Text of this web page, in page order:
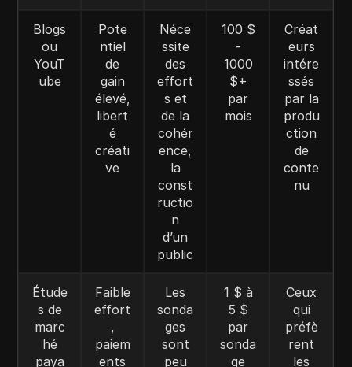
Blogs
ou
YouT
ube
Pote
ntiel
de
gain
élevé,
libert
é
créati
ve
Néce
ssite
des
effort
s et
de la
cohér
ence,
la
const
ructio
n
d’un
public
100 $
-
1000
$+
par
mois
Créat
eurs
intére
ssés
par la
produ
ction
de
conte
nu
Étude
s de
marc
hé
paya
Faible
effort
,
paiem
ents
Les
sonda
ges
sont
peu
1 $ à
5 $
par
sonda
ge
Ceux
qui
préfè
rent
les